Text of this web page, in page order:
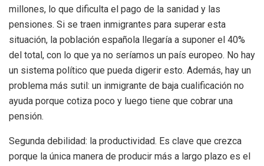
millones, lo que dificulta el pago de la sanidad y las
pensiones. Si se traen inmigrantes para superar esta
situación, la población española llegaría a suponer el 40%
del total, con lo que ya no seríamos un país europeo. No hay
un sistema político que pueda digerir esto. Además, hay un
problema más sutil: un inmigrante de baja cualificación no
ayuda porque cotiza poco y luego tiene que cobrar una
pensión.
Segunda debilidad: la productividad. Es clave que crezca
porque la única manera de producir más a largo plazo es el